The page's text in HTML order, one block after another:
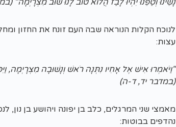
נָשֵׁינוּ וְטַפֵּנוּ יִהְיוּ לָבַז הֲלוֹא טוֹב לָנוּ שׁוּב מִצְרָיְמָה"
לנוכח הקלות הנוראה שבה העם זונח את החזון
עצות:
"וַיֹּאמְרוּ אִישׁ אֶל אָחִיו נִתְּנָה רֹאשׁ וְנָשׁוּבָה מִצְרָיְמָה,
(במדבר יד, ד-ה)
מאמצי שני המרגלים, כלב בן יפונה ויהושע בן נון,
נהדפים בבוטות: